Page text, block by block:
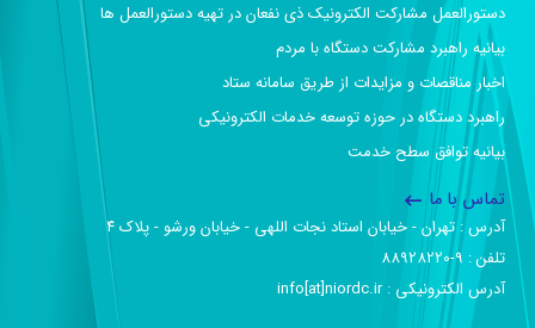
دستورالعمل مشارکت الکترونیک ذی نفعان در تهیه دستورالعمل ها
بیانیه راهبرد مشارکت دستگاه با مردم
اخبار مناقصات و مزایدات از طریق سامانه ستاد
راهبرد دستگاه در حوزه توسعه خدمات الکترونیکی
بیانیه توافق سطح خدمت
تماس با ما
آدرس :‌ تهران - خیابان استاد نجات اللهی - خیابان ورشو - پلاک ۴
تلفن :‌ 9-88928220
آدرس الکترونیکی :‌ info[at]niordc.ir